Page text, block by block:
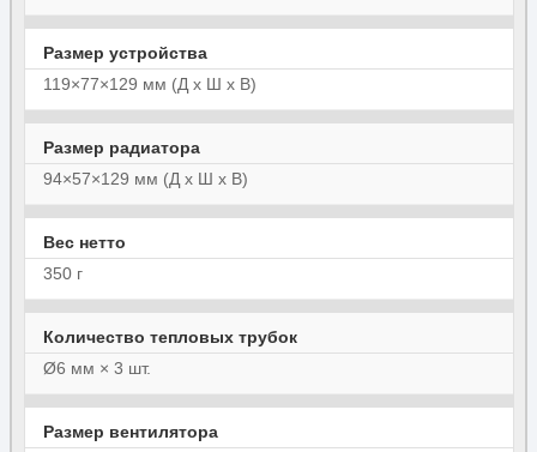
Размер устройства
119×77×129 мм (Д х Ш х В)
Размер радиатора
94×57×129 мм (Д х Ш х В)
Вес нетто
350 г
Количество тепловых трубок
Ø6 мм × 3 шт.
Размер вентилятора